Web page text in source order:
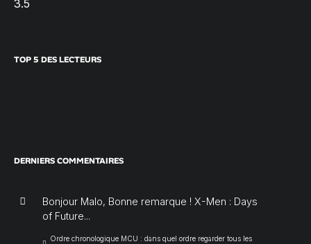
3.5
TOP 5 DES LECTEURS
DERNIERS COMMENTAIRES
Bonjour Malo, Bonne remarque ! X-Men : Days
of Future...
Ordre chronologique MCU : dans quel ordre regarder tous les